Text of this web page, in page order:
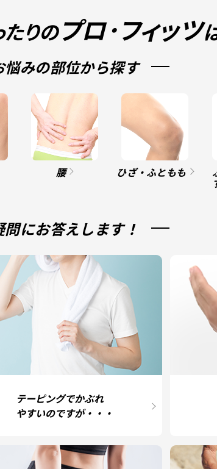
りのプロ･フィッツ
悩みの部位から探す
腰 ひざ・ふともも
問にお答えします！
テーピングでかぶれ
やすいのですが・・・